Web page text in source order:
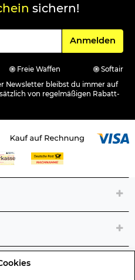
sichern!
Für den
Anmelden
Freie Waffen
Softair
Newsletter bleibst du immer auf
von regelmäßigen Rabatt-